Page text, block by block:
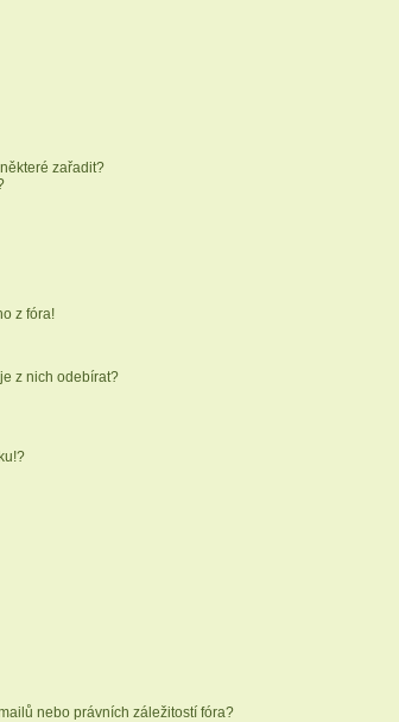
zařadit?
z fóra!
z nich odebírat?
nebo právních záležitostí fóra?